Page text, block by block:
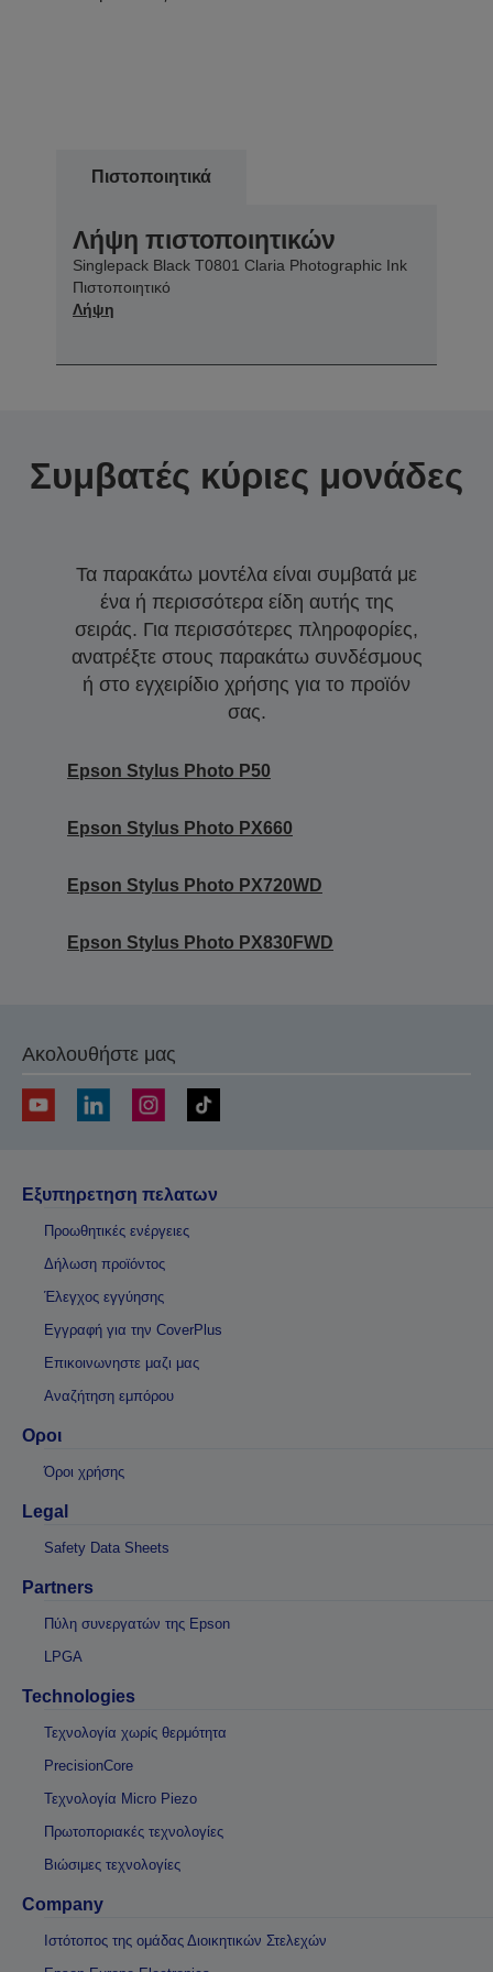
Πιστοποιητικά
Λήψη πιστοποιητικών
Singlepack Black T0801 Claria Photographic Ink
Πιστοποιητικό
Λήψη
Συμβατές κύριες μονάδες
Τα παρακάτω μοντέλα είναι συμβατά με
ένα ή περισσότερα είδη αυτής της
σειράς. Για περισσότερες πληροφορίες,
ανατρέξτε στους παρακάτω συνδέσμους
ή στο εγχειρίδιο χρήσης για το προϊόν
σας.
Epson Stylus Photo P50
Epson Stylus Photo PX660
Epson Stylus Photo PX720WD
Epson Stylus Photo PX830FWD
Ακολουθήστε μας
Εξυπηρετηση πελατων
Προωθητικές ενέργειες
Δήλωση προϊόντος
Έλεγχος εγγύησης
Εγγραφή για την CoverPlus
Επικοινωνηστε μαζι μας
Αναζήτηση εμπόρου
Οροι
Όροι χρήσης
Legal
Safety Data Sheets
Partners
Πύλη συνεργατών της Epson
LPGA
Technologies
Τεχνολογία χωρίς θερμότητα
PrecisionCore
Τεχνολογία Micro Piezo
Πρωτοποριακές τεχνολογίες
Βιώσιμες τεχνολογίες
Company
Ιστότοπος της ομάδας Διοικητικών Στελεχών